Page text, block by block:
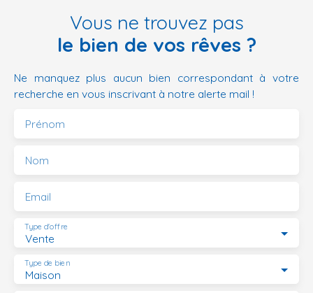
Vous ne trouvez pas
le bien de vos rêves ?
Ne manquez plus aucun bien correspondant à votre
recherche en vous inscrivant à notre alerte mail !
Prénom
Nom
Email
Vente
Type d'offre
Maison
Type de bien